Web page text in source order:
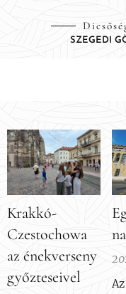
SZEGEDI
Krakkó-
Czestochowa
az énekverseny
győzteseivel